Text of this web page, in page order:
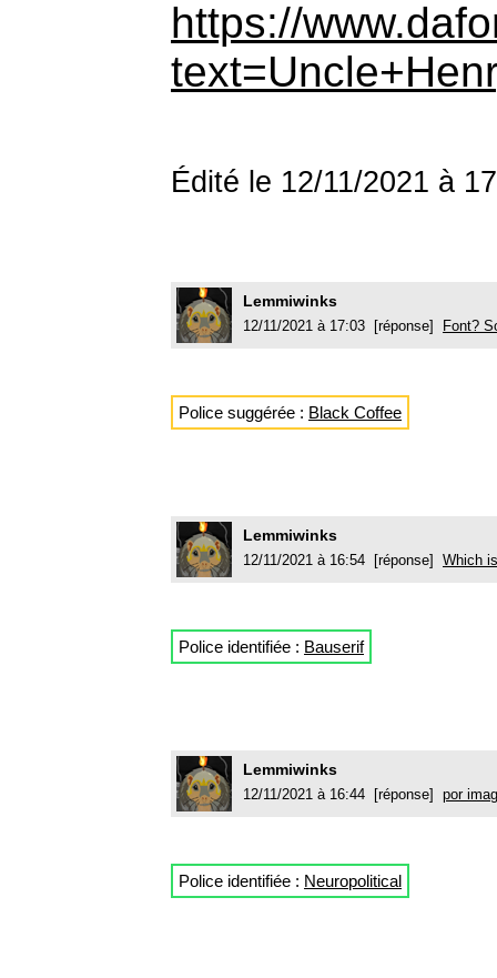
https://
Édité le 12/11/2021 à
Lemmiwinks
12/11/2021 à 17:03 [réponse] Font?
Police suggérée : Black Coffee
Lemmiwinks
12/11/2021 à 16:54 [réponse] Which
Police identifiée : Bauserif
Lemmiwinks
12/11/2021 à 16:44 [réponse] por
Police identifiée : Neuropolitical